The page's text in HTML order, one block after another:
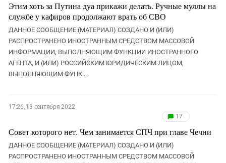
Этим хоть за Путина дуа прикажи делать. Ручные муллы на
службе у кафиров продолжают врать об СВО
ДАННОЕ СООБЩЕНИЕ (МАТЕРИАЛ) СОЗДАНО И (ИЛИ)
РАСПРОСТРАНЕНО ИНОСТРАННЫМ СРЕДСТВОМ МАССОВОЙ
ИНФОРМАЦИИ, ВЫПОЛНЯЮЩИМ ФУНКЦИИ ИНОСТРАННОГО
АГЕНТА, И (ИЛИ) РОССИЙСКИМ ЮРИДИЧЕСКИМ ЛИЦОМ,
ВЫПОЛНЯЮЩИМ ФУНК...
17:26, 13 сентября 2022
17
Совет которого нет. Чем занимается СПЧ при главе Чечни
ДАННОЕ СООБЩЕНИЕ (МАТЕРИАЛ) СОЗДАНО И (ИЛИ)
РАСПРОСТРАНЕНО ИНОСТРАННЫМ СРЕДСТВОМ МАССОВОЙ